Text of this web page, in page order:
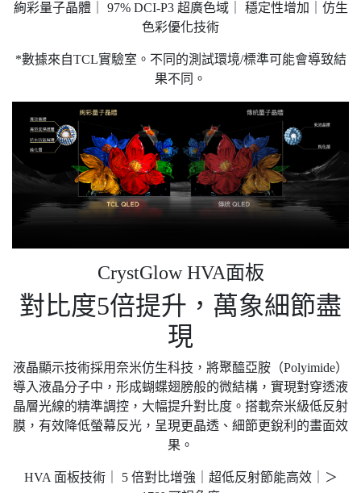
絢彩量子晶體｜ 97% DCI-P3 超廣色域｜ 穩定性增加｜仿生
色彩優化技術
*數據來自TCL實驗室。不同的測試環境/標準可能會導致結
果不同。
CrystGlow HVA面板
對比度5倍提升，萬象細節盡
現
液晶顯示技術採用奈米仿生科技，將聚醯亞胺（Polyimide）
導入液晶分子中，形成蝴蝶翅膀般的微結構，實現對穿透液
晶層光線的精準調控，大幅提升對比度。搭載奈米級低反射
膜，有效降低螢幕反光，呈現更晶透、細節更銳利的畫面效
果。
HVA 面板技術｜ 5 倍對比增強｜超低反射節能高效｜＞